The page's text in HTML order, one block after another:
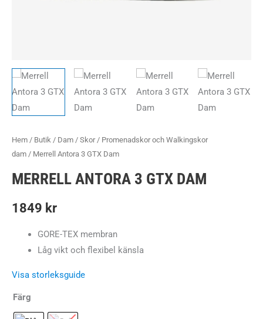
Hem / Butik / Dam / Skor/ Promenadskor och Walkingskor
dam / Merrell Antora 3 GTX Dam
MERRELL ANTORA 3 GTX DAM
1849 kr
GORE-TEX membran
Låg vikt och flexibel känsla
Visa storleksguide
Färg